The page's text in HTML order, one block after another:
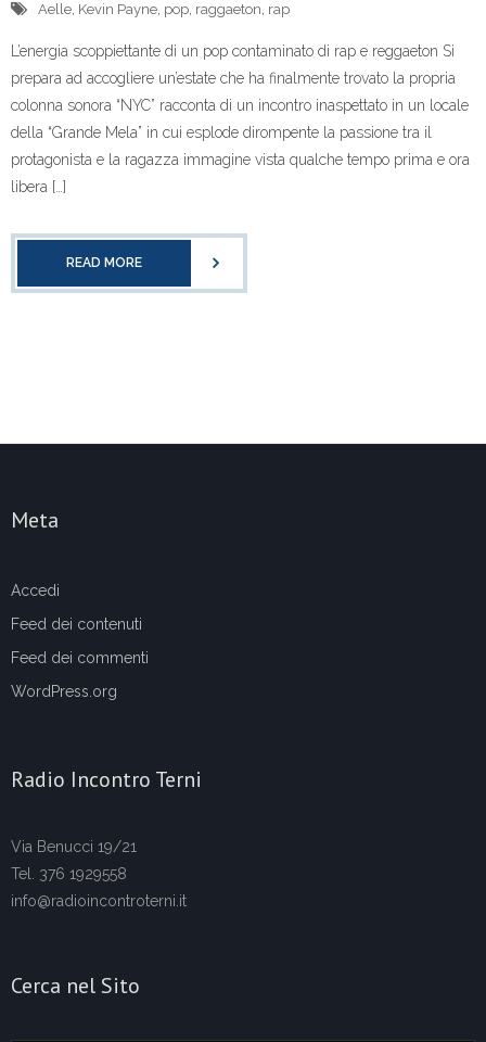
Aelle, Kevin Payne, pop, raggaeton, rap
L’energia scoppiettante di un pop contaminato di rap e reggaeton Si
prepara ad accogliere un’estate che ha finalmente trovato la propria
colonna sonora “NYC” racconta di un incontro inaspettato in un locale
della “Grande Mela” in cui esplode dirompente la passione tra il
protagonista e la ragazza immagine vista qualche tempo prima e ora
libera […]
READ MORE
Meta
Accedi
Feed dei contenuti
Feed dei commenti
WordPress.org
Radio Incontro Terni
Via Benucci 19/21
Tel. 376 1929558
info@radioincontroterni.it
Cerca nel Sito